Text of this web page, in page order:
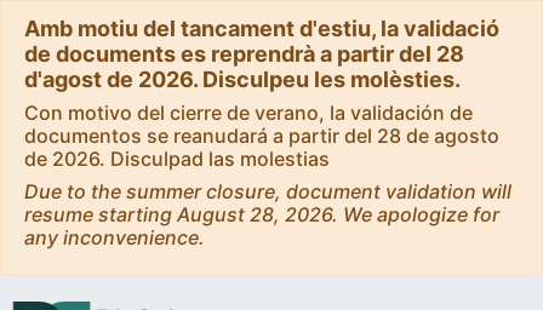
Amb motiu del tancament d'estiu, la validació
de documents es reprendrà a partir del 28
d'agost de 2026. Disculpeu les molèsties.
Con motivo del cierre de verano, la validación de
documentos se reanudará a partir del 28 de agosto
de 2026. Disculpad las molestias
Due to the summer closure, document validation will
resume starting August 28, 2026. We apologize for
any inconvenience.